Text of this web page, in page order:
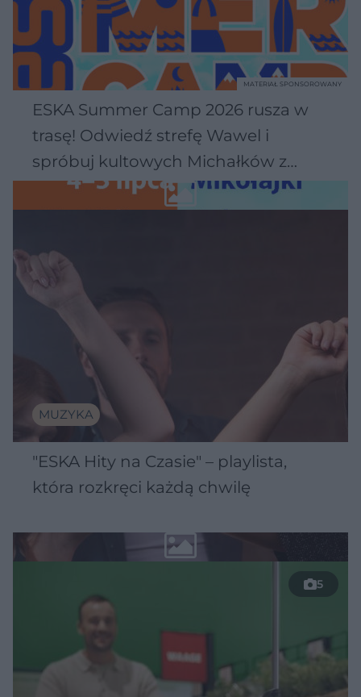
ESKA Summer Camp 2026 rusza w
trasę! Odwiedź strefę Wawel i
spróbuj kultowych Michałków z
Wawelu
MATERIAŁ SPONSOROWANY
MUZYKA
"ESKA Hity na Czasie" – playlista,
która rozkręci każdą chwilę
5